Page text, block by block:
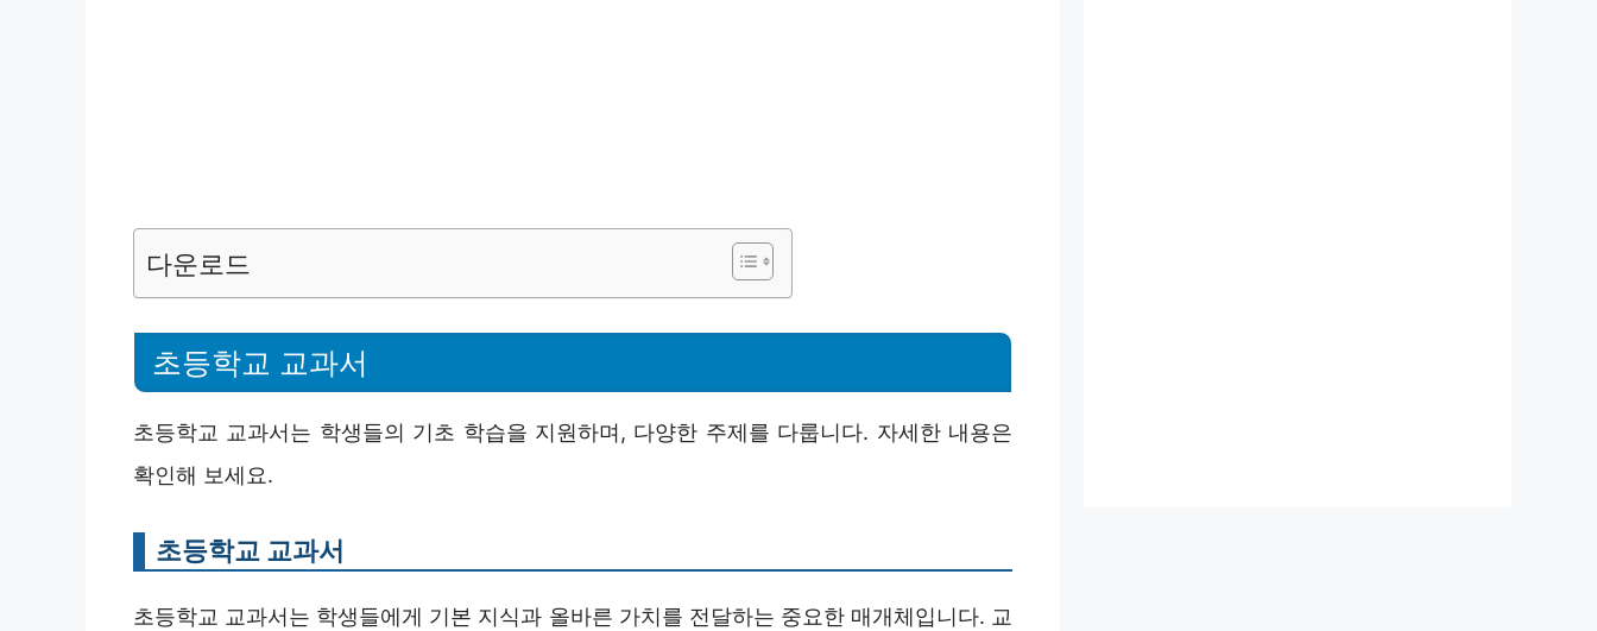
다운로드
초등학교 교과서
초등학교 교과서는 학생들의 기초 학습을 지원하며, 다양한 주제를 다룹니다. 자세한 내용은
확인해 보세요.
초등학교 교과서
초등학교 교과서는 학생들에게 기본 지식과 올바른 가치를 전달하는 중요한 매개체입니다. 교